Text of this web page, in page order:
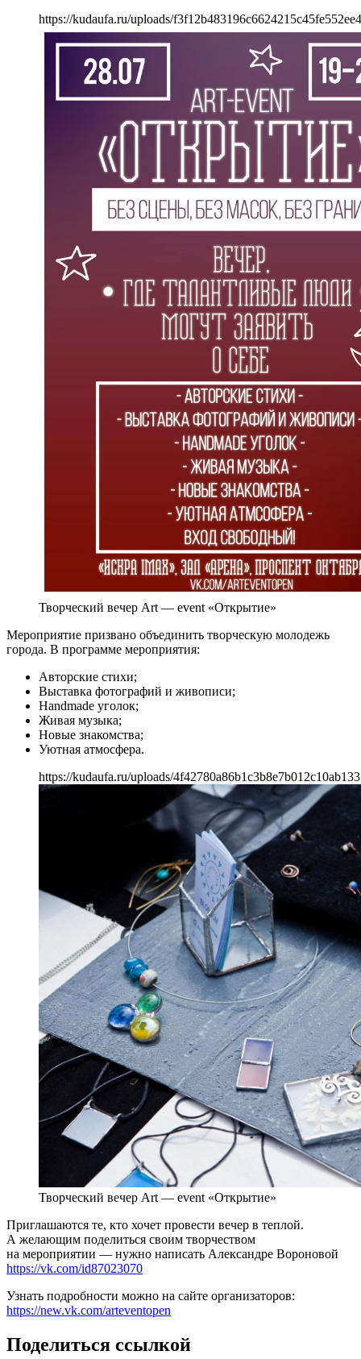
https://kudaufa.ru/uploads/
Творческий вечер Art — event «Открытие»
Мероприятие призвано объединить творческую молодежь
города. В программе мероприятия:
Авторские стихи;
Выставка фотографий и живописи;
Handmade уголок;
Живая музыка;
Новые знакомства;
Уютная атмосфера.
https://kudaufa.ru/uploads/
Творческий вечер Art — event «Открытие»
Приглашаются те, кто хочет провести вечер в теплой.
А желающим поделиться своим творчеством
на мероприятии — нужно написать Александре Вороновой
https://vk.com/id87023070
Узнать подробности можно на сайте организаторов:
https://new.vk.com/arteventopen
Поделиться ссылкой